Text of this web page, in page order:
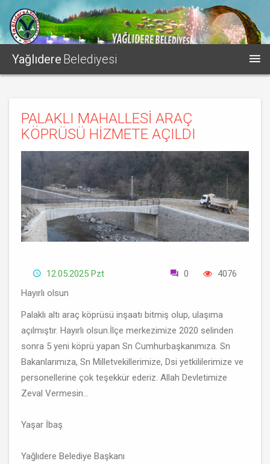
Yağlıdere Belediyesi
PALAKLI MAHALLESİ ARAÇ
KÖPRÜSÜ HİZMETE AÇILDI
12.05.2025 Pzt 0
4076
Hayırlı olsun
Palaklı altı araç köprüsü inşaatı bitmiş olup, ulaşıma
açılmıştır. Hayırlı olsun.İlçe merkezimize 2020 selinden
sonra 5 yeni köprü yapan Sn Cumhurbaşkanımıza. Sn
Bakanlarımıza, Sn Milletvekillerimize, Dsi yetkililerimize ve
personellerine çok teşekkür ederiz. Allah Devletimize
Zeval Vermesin...
Yaşar İbaş
Yağlıdere Belediye Başkanı